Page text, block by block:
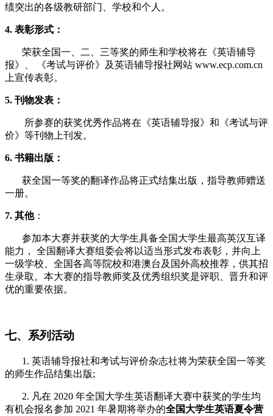
绩突出的各级教研部门、学校和个人。
4. 表彰形式：
荣获全国一、二、三等奖的师生和学校将在《英语辅导
报》、 《考试与评价》及英语辅导报社网站 www.ecp.com.cn
上宣传表彰。
5. 刊物发表：
所参赛的获奖优秀作品将在《英语辅导报》和《考试与评
价》等刊物上刊发。
6. 书籍出版：
获全国一等奖的翻译作品将正式结集出版，指导教师赠送
一册。
7. 其他：
参加本大赛并获奖的大学生具备全国大学生最高英汉互译
能力， 全国翻译大赛组委会将以适当形式发布表彰，并向上
一级学校、全国各高等院校和港澳台及国外高校推荐，供其招
生录取。本大赛的指导教师奖及优秀组织奖是评职、晋升和评
优的重要依据。
七、系列活动
1. 英语辅导报社和考试与评价杂志社将为荣获全国一等奖
的师生作品结集出版;
2. 凡在 2020 年全国大学生英语翻译大赛中获奖的学生均
有机会报名参加 2021 年暑期将举办的全国大学生英语夏令营